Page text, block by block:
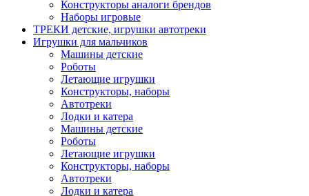
Конструкторы аналоги брендов
Наборы игровые
ТРЕКИ детские, игрушки автотреки
Игрушки для мальчиков
Машины детские
Роботы
Летающие игрушки
Конструкторы, наборы
Автотреки
Лодки и катера
Машины детские
Роботы
Летающие игрушки
Конструкторы, наборы
Автотреки
Лодки и катера